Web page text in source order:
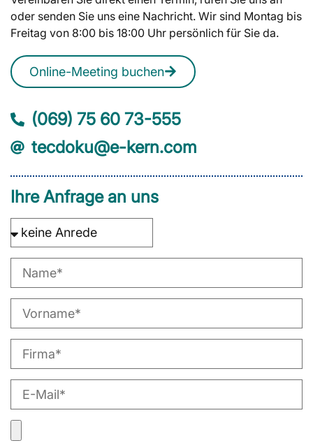
oder senden Sie uns eine Nachricht. Wir sind Montag bis
Freitag von 8:00 bis 18:00 Uhr persönlich für Sie da.
Online-Meeting buchen
(069) 75 60 73-555
tecdoku@e-kern.com
Ihre Anfrage an uns